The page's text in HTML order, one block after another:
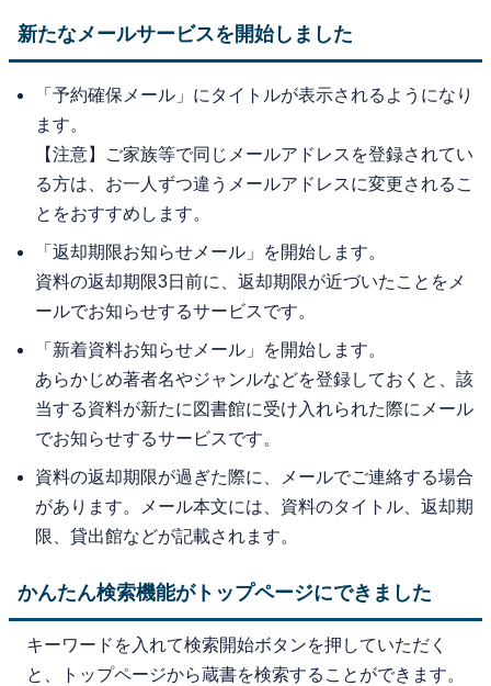
新たなメールサービスを開始しました
「予約確保メール」にタイトルが表示されるようになり
ます。
【注意】ご家族等で同じメールアドレスを登録されてい
る方は、お一人ずつ違うメールアドレスに変更されるこ
とをおすすめします。
「返却期限お知らせメール」を開始します。
資料の返却期限3日前に、返却期限が近づいたことをメ
ールでお知らせするサービスです。
「新着資料お知らせメール」を開始します。
あらかじめ著者名やジャンルなどを登録しておくと、該
当する資料が新たに図書館に受け入れられた際にメール
でお知らせするサービスです。
資料の返却期限が過ぎた際に、メールでご連絡する場合
があります。メール本文には、資料のタイトル、返却期
限、貸出館などが記載されます。
かんたん検索機能がトップページにできました
キーワードを入れて検索開始ボタンを押していただく
と、トップページから蔵書を検索することができます。